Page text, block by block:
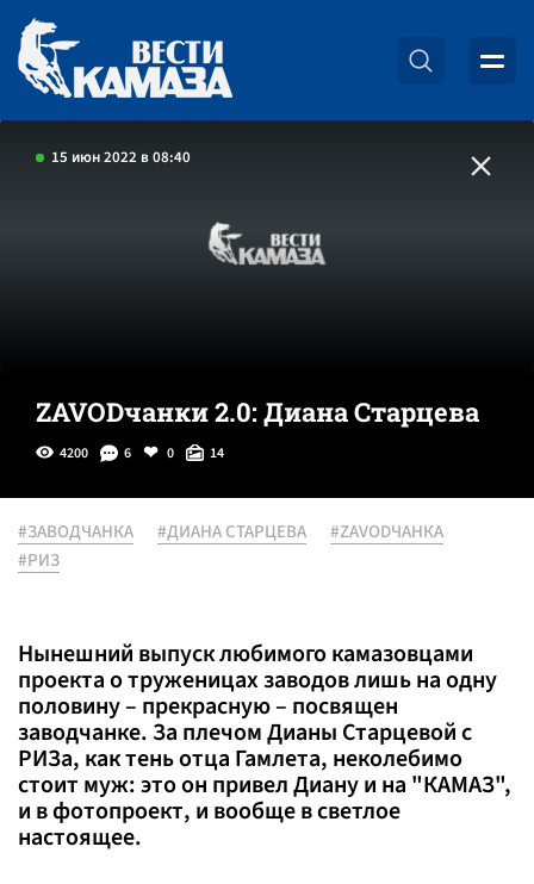
15 июн 2022 в 08:40
ZAVODчанки 2.0: Диана Старцева
4200 6 0 14
#ЗАВОДЧАНКА #ДИАНА СТАРЦЕВА
#ZAVODЧАНКА
#РИЗ
Нынешний выпуск любимого камазовцами
проекта о труженицах заводов лишь на одну
половину – прекрасную – посвящен
заводчанке. За плечом Дианы Старцевой с
РИЗа, как тень отца Гамлета, неколебимо
стоит муж: это он привел Диану и на "КАМАЗ",
и в фотопроект, и вообще в светлое
настоящее.